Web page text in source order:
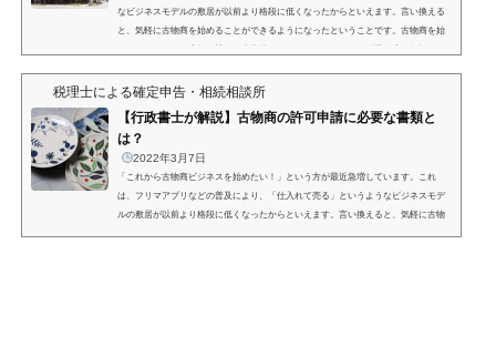
なビジネスモデルの敷居が以前より格段に低くなったからといえます。言い換える
と、気軽に古物商を始めることができるようになったということです。古物商を始
です。店舗を構える場合はもちろん、フリマアプリを使っ...
税理士による確定申告・相続相談所
【行政書士が解説】古物商の許可申請に必要な書類と
は？
2022年3月7日
「これから古物商ビジネスを始めたい！」という方が最近急増しています。これ
は、フリマアプリなどの普及により、「仕入れて売る」というようなビジネスモデ
ルの敷居が以前より格段に低くなったからといえます。言い換えると、気軽に古物